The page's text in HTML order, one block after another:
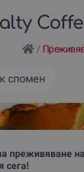
/
спомен
преживяване
сега!